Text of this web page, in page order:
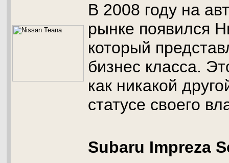
В 2008 году на
рынке появился
который
бизнес класса.
как никакой
статусе своего
Subaru Impreza